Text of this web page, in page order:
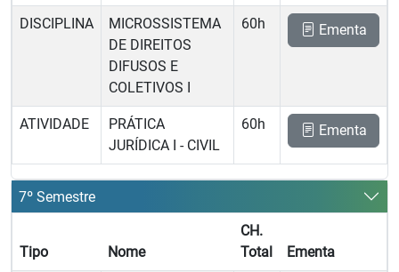
DISCIPLINA
MICROSSISTEMA
DE DIREITOS
DIFUSOS E
COLETIVOS I
60h Ementa
ATIVIDADE
PRÁTICA
JURÍDICA I - CIVIL
60h Ementa
7º Semestre
Tipo Nome
CH.
Total
Ementa